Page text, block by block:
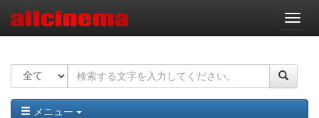
ナ
ビ
ー
ョ
ン
メニュー